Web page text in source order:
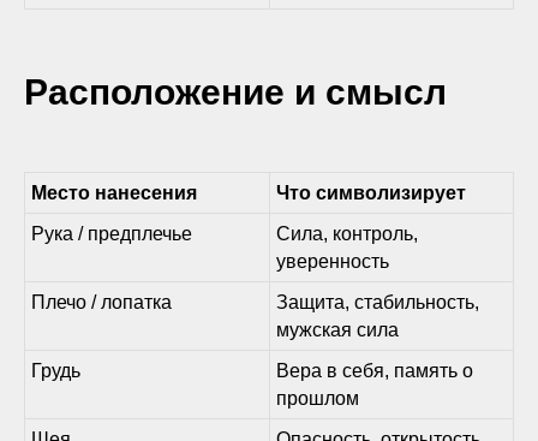
Расположение и смысл
Место нанесения
Что символизирует
Рука / предплечье
Сила, контроль,
уверенность
Плечо / лопатка
Защита, стабильность,
мужская сила
Грудь
Вера в себя, память о
прошлом